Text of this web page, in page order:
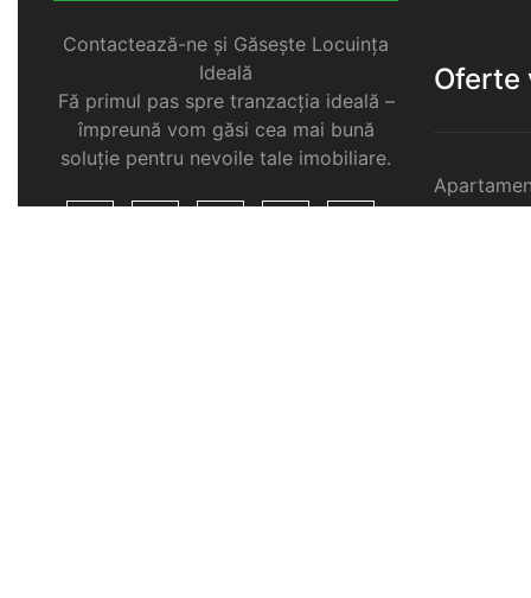
Contactează-ne și Găsește Locuința
Ideală
Fă primul pas spre tranzacția ideală –
împreună vom găsi cea mai bună
soluție pentru nevoile tale imobiliare.
Oferte